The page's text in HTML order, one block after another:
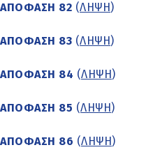
ΑΠΟΦΑΣΗ 82 (ΛΗΨΗ )
ΑΠΟΦΑΣΗ 83 (ΛΗΨΗ )
ΑΠΟΦΑΣΗ 84 (ΛΗΨΗ )
ΑΠΟΦΑΣΗ 85 (ΛΗΨΗ )
ΑΠΟΦΑΣΗ 86 (ΛΗΨΗ )